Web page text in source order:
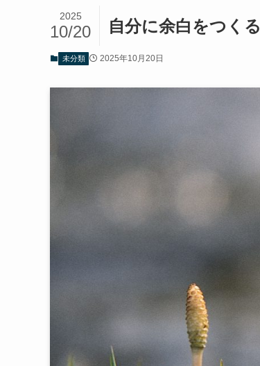
自分に余白をつくる
2025
10/20
未分類 2025年10月20日